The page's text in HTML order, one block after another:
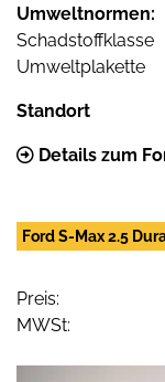
Umweltnormen:
Schadstoffklasse
Umweltplakette
Standort
Details zum
Ford S-Max 2.5
Preis:
MWSt: